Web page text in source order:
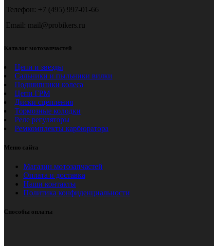
Телефон: +7 (495) 997-01-66
Email: mail@probikers.ru
Каталог мотозапчастей
Цепи и звезды
Сальники и пыльники вилки
Подшипники колеса
Цепи ГРМ
Диски сцепления
Тормозные колодки
Реле регуляторы
Ремкомплекты карбюратора
Меню сайта
Магазин мотозапчастей
Оплата и доставка
Наши контакты
Политика конфиденциальности
Способы оплаты